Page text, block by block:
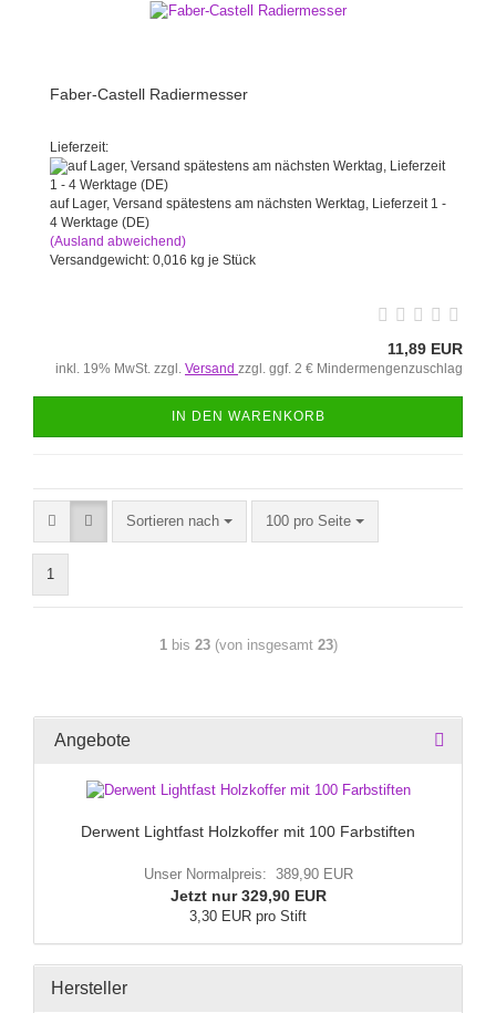
Faber-Castell Radiermesser
Lieferzeit:
auf Lager, Versand spätestens am nächsten Werktag, Lieferzeit 1 -
4 Werktage (DE)
(Ausland abweichend)
Versandgewicht: 0,016 kg je Stück
11,89 EUR
inkl. 19% MwSt. zzgl. Versand zzgl. ggf. 2 € Mindermengenzuschlag
IN DEN WARENKORB
Sortieren nach 100 pro Seite
1
1bis 23(von insgesamt 23)
Angebote
Derwent Lightfast Holzkoffer mit 100 Farbstiften
Unser Normalpreis: 389,90 EUR
Jetzt nur 329,90 EUR
3,30 EUR pro Stift
Hersteller